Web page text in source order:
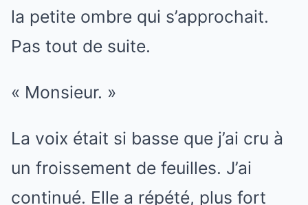
la petite ombre qui s’approchait.
Pas tout de suite.
« Monsieur. »
La voix était si basse que j’ai cru à
un froissement de feuilles. J’ai
continué. Elle a répété, plus fort